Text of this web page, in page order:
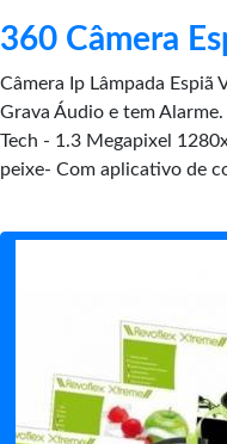
360 Câmera
Câmera Ip Lâmpada Espiã
Grava Áudio e tem
Tech - 1.3 Megapixel
peixe- Com aplicativo de